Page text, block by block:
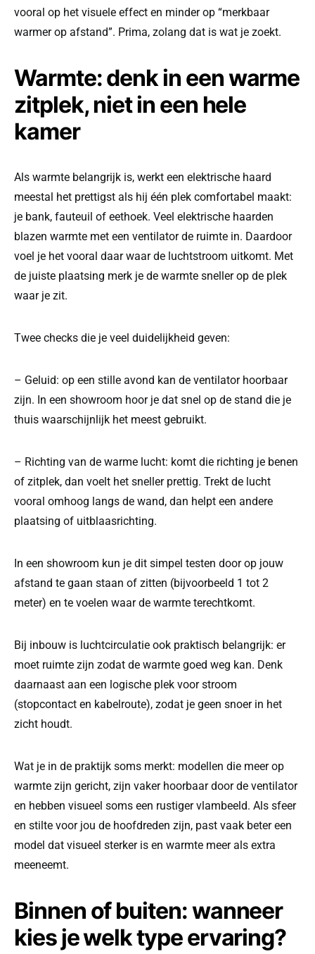
vooral op het visuele effect en minder op “merkbaar
warmer op afstand”. Prima, zolang dat is wat je zoekt.
Warmte: denk in een warme
zitplek, niet in een hele
kamer
Als warmte belangrijk is, werkt een elektrische haard
meestal het prettigst als hij één plek comfortabel maakt:
je bank, fauteuil of eethoek. Veel elektrische haarden
blazen warmte met een ventilator de ruimte in. Daardoor
voel je het vooral daar waar de luchtstroom uitkomt. Met
de juiste plaatsing merk je de warmte sneller op de plek
waar je zit.
Twee checks die je veel duidelijkheid geven:
– Geluid: op een stille avond kan de ventilator hoorbaar
zijn. In een showroom hoor je dat snel op de stand die je
thuis waarschijnlijk het meest gebruikt.
– Richting van de warme lucht: komt die richting je benen
of zitplek, dan voelt het sneller prettig. Trekt de lucht
vooral omhoog langs de wand, dan helpt een andere
plaatsing of uitblaasrichting.
In een showroom kun je dit simpel testen door op jouw
afstand te gaan staan of zitten (bijvoorbeeld 1 tot 2
meter) en te voelen waar de warmte terechtkomt.
Bij inbouw is luchtcirculatie ook praktisch belangrijk: er
moet ruimte zijn zodat de warmte goed weg kan. Denk
daarnaast aan een logische plek voor stroom
(stopcontact en kabelroute), zodat je geen snoer in het
zicht houdt.
Wat je in de praktijk soms merkt: modellen die meer op
warmte zijn gericht, zijn vaker hoorbaar door de ventilator
en hebben visueel soms een rustiger vlambeeld. Als sfeer
en stilte voor jou de hoofdreden zijn, past vaak beter een
model dat visueel sterker is en warmte meer als extra
meeneemt.
Binnen of buiten: wanneer
kies je welk type ervaring?